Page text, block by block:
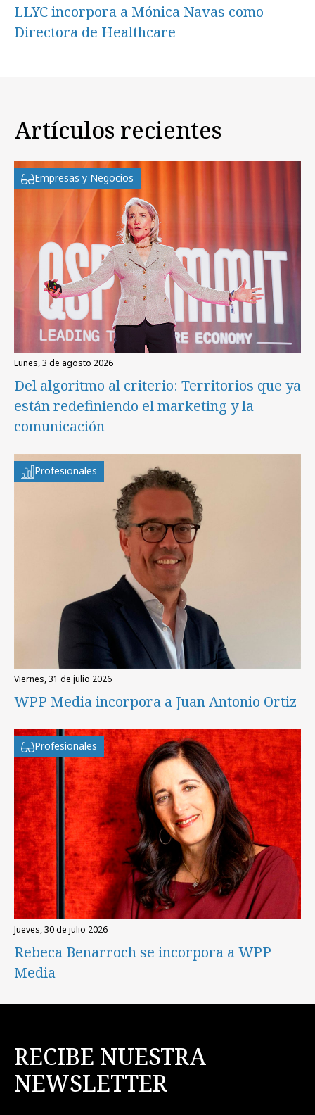
LLYC incorpora a Mónica Navas como
Directora de Healthcare
Artículos recientes
Empresas y Negocios
lunes, 3 de agosto 2026
Del algoritmo al criterio: Territorios que ya
están redefiniendo el marketing y la
comunicación
Profesionales
viernes, 31 de julio 2026
WPP Media incorpora a Juan Antonio Ortiz
Profesionales
jueves, 30 de julio 2026
Rebeca Benarroch se incorpora a WPP
Media
RECIBE NUESTRA
NEWSLETTER